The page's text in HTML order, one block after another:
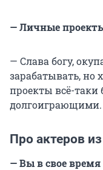
— Личные
— Слава богу,
зарабатывать, но
проекты всё-
долгоиграющими.
Про актеров
— Вы в свое